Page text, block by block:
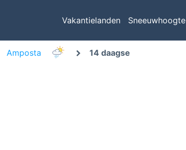
Vakantielanden Sneeuwhoogte
Amposta 14 daagse